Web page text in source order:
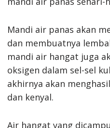
Mandi air panas akan
dan membuatnya
mandi air hangat juga
oksigen dalam sel-sel
akhirnya akan
dan kenyal.
Air hangat yang